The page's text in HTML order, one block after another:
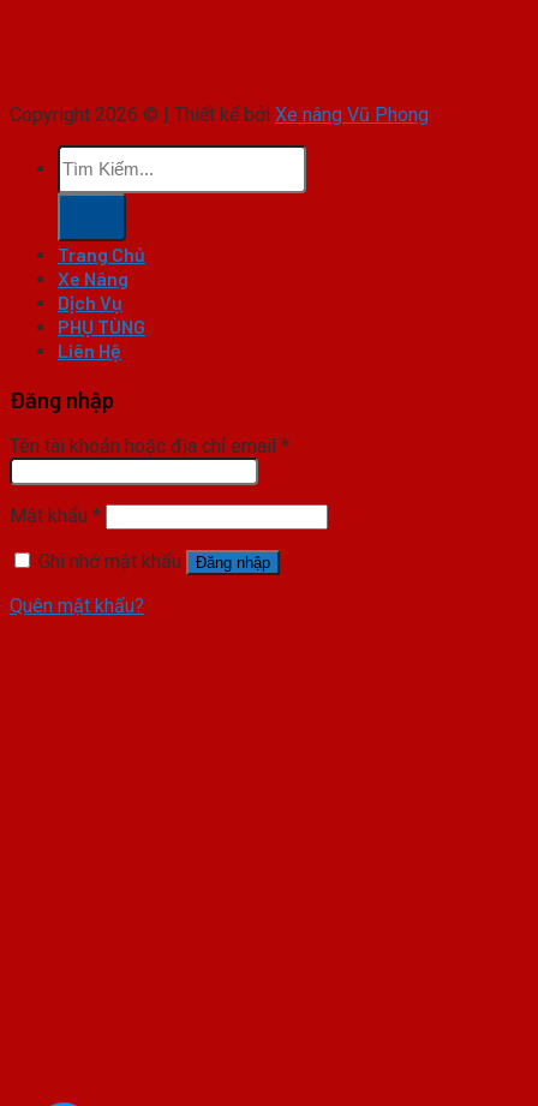
Copyright 2026 © | Thiết kế bởi Xe nâng Vũ Phong
Tìm
kiếm:
Trang Chủ
Xe Nâng
Dịch Vụ
PHỤ TÙNG
Liên Hệ
Đăng nhập
Tên tài khoản hoặc địa chỉ email *
Mật khẩu *
Ghi nhớ mật khẩu
Đăng nhập
Quên mật khẩu?